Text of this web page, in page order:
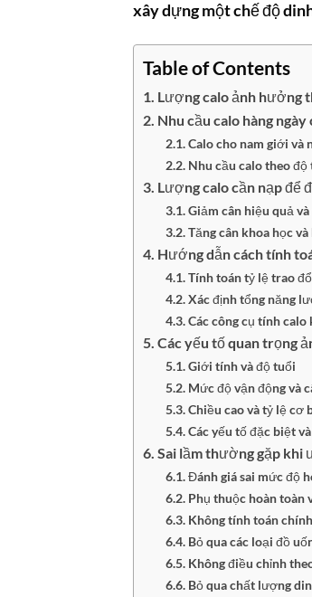
xây dựng một chế độ
Table of Contents
Lượng calo ảnh hưởng
Nhu cầu calo hàng
Calo cho nam giới và
Nhu cầu calo theo
Lượng calo cần nạp để
Giảm cân hiệu quả
Tăng cân khoa học
Hướng dẫn cách tính
Tính toán tỷ lệ trao
Xác định tổng năng
Các công cụ tính calo
Các yếu tố quan trọng
Giới tính và độ tuổi
Mức độ vận động và
Chiều cao và tỷ lệ cơ
Các yếu tố đặc biệt
Sai lầm thường gặp khi
Đánh giá sai mức độ
Phụ thuộc hoàn toàn
Không tính toán
Bỏ qua các loại đồ
Không điều chỉnh
Bỏ qua chất lượng